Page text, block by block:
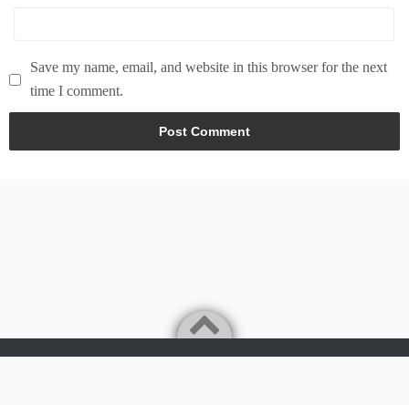
Save my name, email, and website in this browser for the next
time I comment.